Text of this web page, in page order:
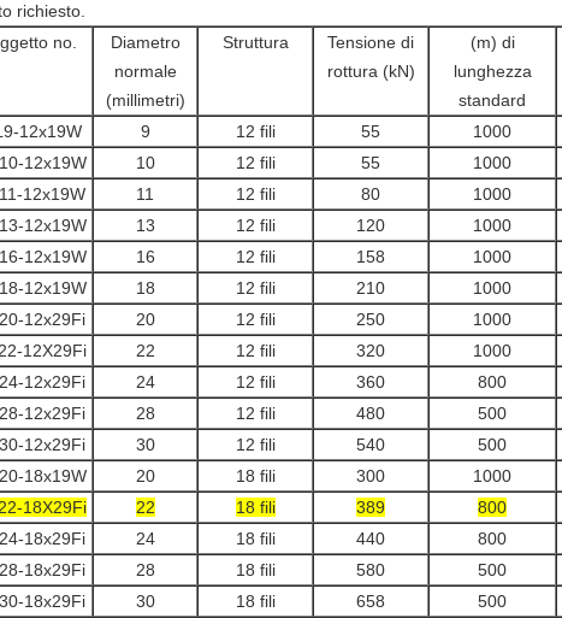
richiesto.
no.
Diametro
normale
(millimetri)
Struttura
Tensione di
rottura (kN)
(m) di
lunghezza
standard
12x19W 9 12 fili 55 1000
12x19W
10 12 fili 55 1000
12x19W
11 12 fili 80 1000
12x19W
13 12 fili 120 1000
12x19W
16 12 fili 158 1000
12x19W
18 12 fili 210 1000
12x29Fi
20 12 fili 250 1000
12X29Fi
22 12 fili 320 1000
12x29Fi
24 12 fili 360 800
12x29Fi
28 12 fili 480 500
12x29Fi
30 12 fili 540 500
18x19W
20 18 fili 300 1000
18X29Fi
22 18 fili 389 800
18x29Fi
24 18 fili 440 800
18x29Fi
28 18 fili 580 500
18x29Fi
30 18 fili 658 500